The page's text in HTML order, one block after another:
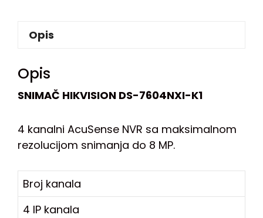
Opis
Opis
SNIMAČ HIKVISION DS-7604NXI-K1
4 kanalni AcuSense NVR sa maksimalnom
rezolucijom snimanja do 8 MP.
Broj kanala
4 IP kanala